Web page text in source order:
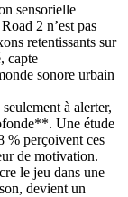
sensorielle
2 n’est pas
retentissants sur
capte
sonore urbain
à alerter,
Une étude
% perçoivent ces
de motivation.
le jeu dans une
devient un